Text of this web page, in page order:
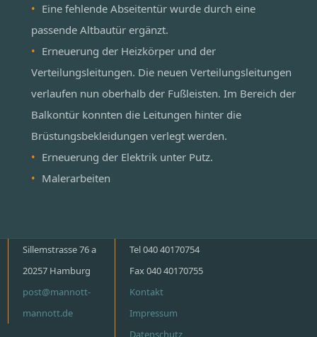
Eine fehlende Abseitentür wurde durch eine
passende Altbautür ergänzt.
Erneuerung der Heizkörper und der
Verteilungsleitungen. Die neuen Verteilungsleitungen
verlaufen nun oberhalb der Fußleisten. Im Bereich der
Balkontür konnten die Leitungen hinter die
Brüstungsbekleidungen verlegt werden.
Erneuerung der Elektrik unter Putz.
Malerarbeiten
Sillemstrasse 76 a
20257 Hamburg
post@mannott-
mannott.de
Tel 040 40170754
Fax 040 40170755
Kontakt
Impressum
Datenschutz